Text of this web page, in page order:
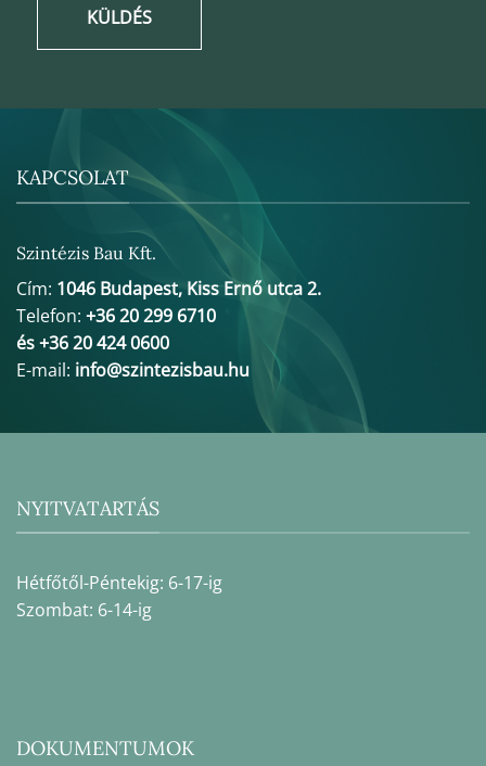
KÜLDÉS
KAPCSOLAT
Szintézis Bau Kft.
Cím: 1046 Budapest, Kiss Ernő utca 2.
Telefon: +36 20 299 6710
és +36 20 424 0600
E-mail: info@szintezisbau.hu
NYITVATARTÁS
Hétfőtől-Péntekig: 6-17-ig
Szombat: 6-14-ig
DOKUMENTUMOK